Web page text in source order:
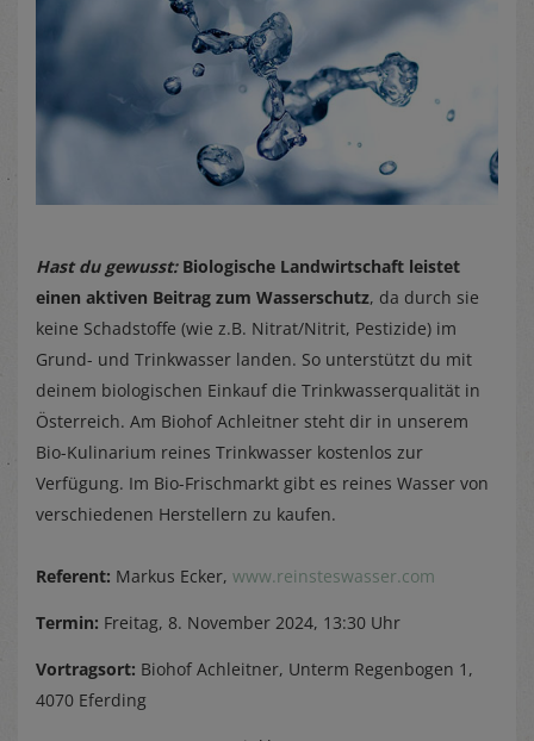
Hast du gewusst:Biologische Landwirtschaft leistet
einen aktiven Beitrag zum Wasserschutz, da durch sie
keine Schadstoffe (wie z.B. Nitrat/Nitrit, Pestizide) im
Grund- und Trinkwasser landen. So unterstützt du mit
deinem biologischen Einkauf die Trinkwasserqualität in
Österreich. Am Biohof Achleitner steht dir in unserem
Bio-Kulinarium reines Trinkwasser kostenlos zur
Verfügung. Im Bio-Frischmarkt gibt es reines Wasser von
verschiedenen Herstellern zu kaufen.
Referent: Markus Ecker, www.reinsteswasser.com
Termin: Freitag, 8. November 2024, 13:30 Uhr
Vortragsort: Biohof Achleitner, Unterm Regenbogen 1,
4070 Eferding